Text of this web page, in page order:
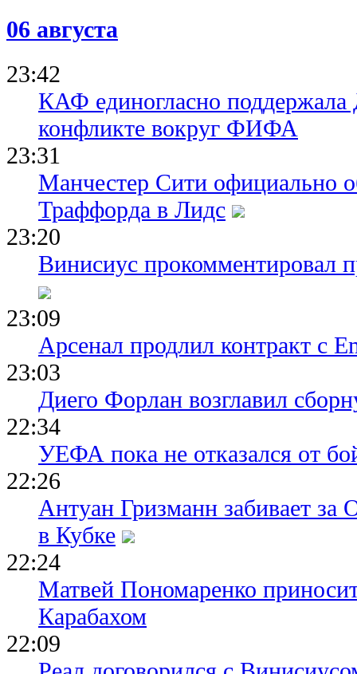
06 августа
23:42
КАФ единогласно
конфликте вокруг ФИФА
23:31
Манчестер Сити официально
Траффорда в Лидс
23:20
Винисиус прокомментировал
23:09
Арсенал продлил контракт с
23:03
Диего Форлан возглавил
22:34
УЕФА пока не отказался от
22:26
Антуан Гризманн забивает за
в Кубке
22:24
Матвей Пономаренко
Карабахом
22:09